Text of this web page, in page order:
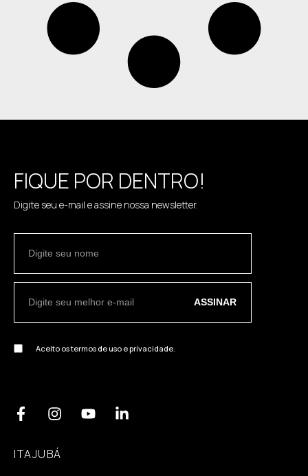
FIQUE POR DENTRO!
Digite seu e-mail e assine nossa newsletter.
Aceito os termos de uso e privacidade.
ASSINAR
ITAJUBÁ